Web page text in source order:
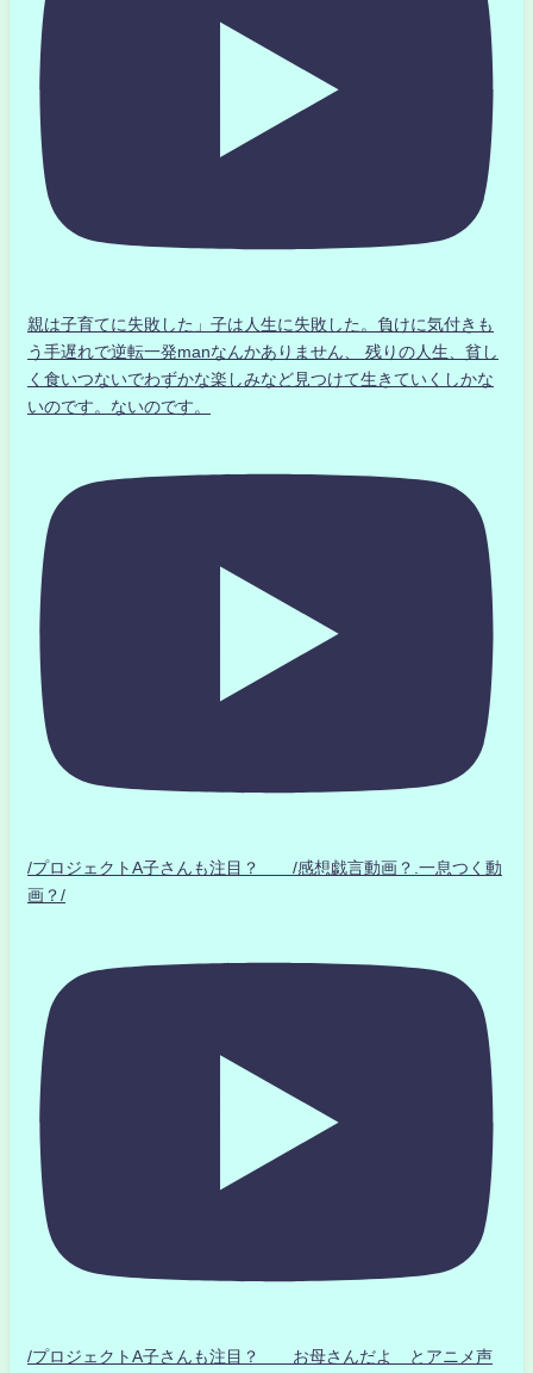
親は子育てに失敗した」子は人生に失敗した。負けに気付きも
う手遅れで逆転一発manなんかありません、 残りの人生、貧し
く食いつないでわずかな楽しみなど見つけて生きていくしかな
いのです。ないのです。
/プロジェクトA子さんも注目？ /感想戯言動画？.一息つく動
画？/
/プロジェクトA子さんも注目？ お母さんだよ とアニメ声